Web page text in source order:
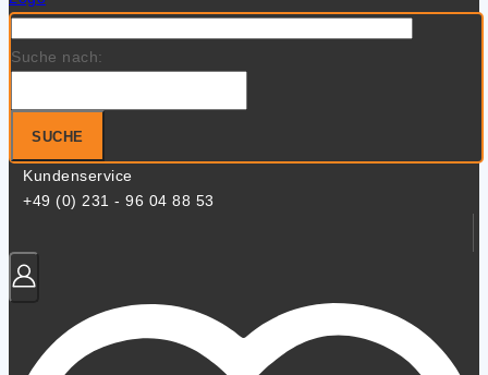
Suche nach:
SUCHE
Kundenservice
+49 (0) 231 - 96 04 88 53